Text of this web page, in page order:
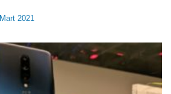
2021